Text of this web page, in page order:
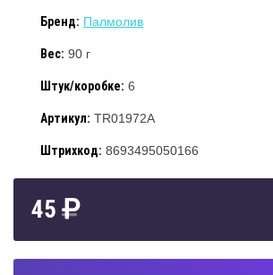
Бренд: Палмолив
Вес: 90 г
Штук/коробке: 6
Артикул: TR01972A
Штрихкод: 8693495050166
45